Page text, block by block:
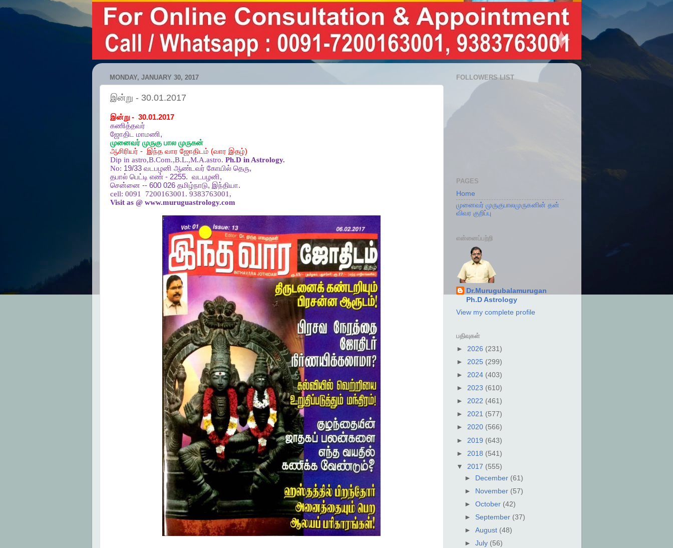
MONDAY, JANUARY 30, 2017
இன்று - 30.01.2017
இன்று - 30.01.2017
கணித்தவர்
ஜோதிட
மாமணி,
முனைவர் முருகு பால முருகன்
ஆசிரியர் - இந்த வார ஜோதிடம் (வார இதழ்)
Dip in astro,B.Com.,B.L.,M.A.astro. Ph.D in Astrology.
No: 19/33 வடபழனி ஆண்டவர் கோயில் தெரு,
தபால் பெட்டி எண்- 2255. வடபழனி,
சென்னை -- 600 026 தமிழ்நாடு, இந்தியா.
cell: 0091 7200163001. 9383763001,
Visit as @ www.muruguastrology.com
FOLLOWERS LIST
PAGES
Home
முனைவர் முருகுபாலமுருகனின் தன்
விவர குறிப்பு
என்னைப்பற்றி
Dr.Murugubalamurugan
Ph.D Astrology
View my complete profile
பதிவுகள்
► 2026 (231)
► 2025 (299)
► 2024 (403)
► 2023 (610)
► 2022 (461)
► 2021 (577)
► 2020 (566)
► 2019 (643)
► 2018 (541)
▼ 2017 (555)
► December (61)
► November (57)
► October (42)
► September (37)
► August (48)
► July (56)